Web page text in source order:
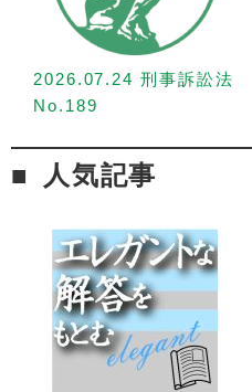
2026.07.24 刑事訴訟法
No.189
人気記事